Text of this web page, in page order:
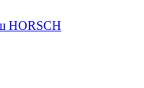
HORSCH